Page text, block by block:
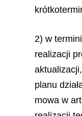
2) w
realizacji
planu
mowa w